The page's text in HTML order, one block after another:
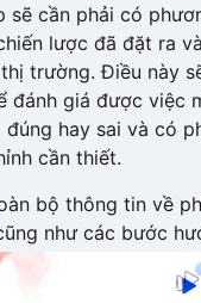
sẽ cần phải có
lược đã đặt ra
trường. Điều này
đánh giá được việc
hay sai và có
cần thiết.
bộ thông tin về
như các bước
phân tích hiệu quả.
Minh Media